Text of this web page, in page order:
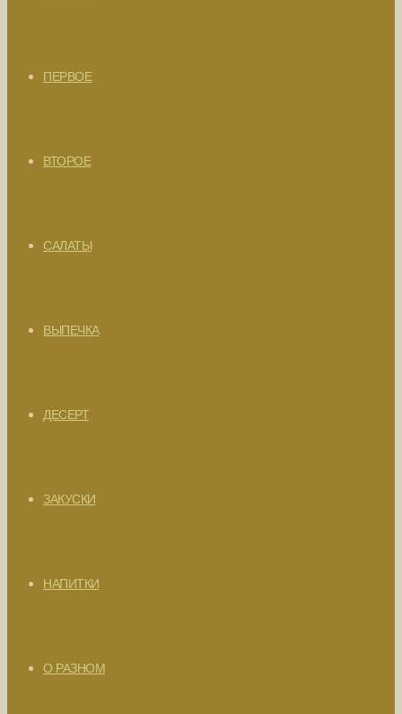
ПЕРВОЕ
ВТОРОЕ
САЛАТЫ
ВЫПЕЧКА
ДЕСЕРТ
ЗАКУСКИ
НАПИТКИ
О РАЗНОМ